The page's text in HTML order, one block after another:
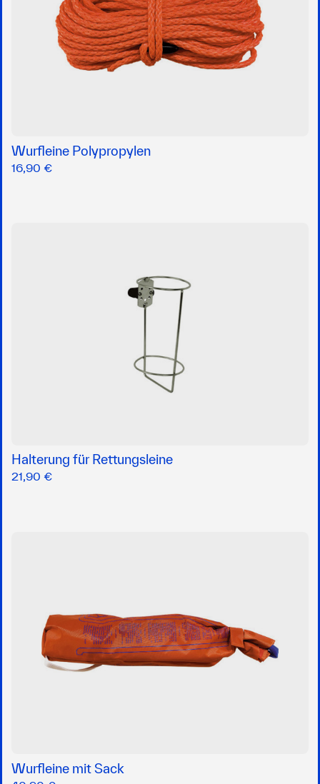
Wurfleine Polypropylen
16,90 €
Halterung für Rettungsleine
21,90 €
Wurfleine mit Sack